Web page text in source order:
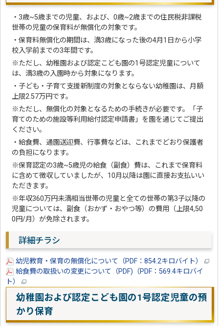
・3歳~5歳までの児童、および、0歳~2歳までの住民税非課税
世帯の児童の保育料が無償化の対象です。
・保育料無償化の期間は、満3歳になった後の4月1日から小学
校入学前までの3年間です。
※ただし、幼稚園および認定こども園の1号認定児童について
は、満3歳の入園時から対象になります。
・子ども・子育て支援新制度の対象とならない幼稚園は、月額
上限2.57万円です。
※ただし、無償化の対象となるための手続きが必要です。「子
育てのための施設等利用給付認定申請書」を園を通じてご提出
ください。
・給食費、通園送迎費、行事費などは、これまでどおり保護者
の負担になります。
※保育認定の3歳~5歳児の給食（副食）費は、これまで保育料
に含めて徴収していましたが、10月以降は園に直接お支払いい
ただきます。
※年収360万円未満相当世帯の児童と全ての世帯の第3子以降の
児童については、副食（おかず・おやつ等）の費用（上限4,50
0円/月）が免除されます。
詳細チラシ
幼児教育・保育の無償化について（PDF：854.2キロバイト）
給食費の取扱いの変更について（PDF)（PDF：569.4キロバイ
ト）
幼稚園および認定こども園の1号認定児童の預
かり保育